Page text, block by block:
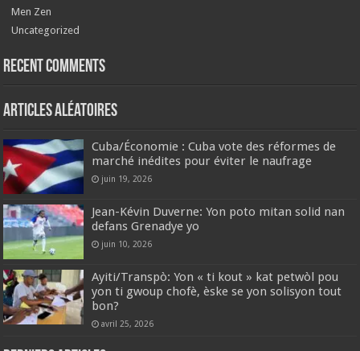
Men Zen
Uncategorized
Recent Comments
Articles aléatoires
Cuba/Économie : Cuba vote des réformes de
marché inédites pour éviter le naufrage
juin 19, 2026
Jean-Kévin Duverne: Yon poto mitan solid nan
defans Grenadye yo
juin 10, 2026
Ayiti/Transpò: Yon « ti kout » kat petwòl pou
yon ti gwoup chofè, èske se yon solisyon tout
bon?
avril 25, 2026